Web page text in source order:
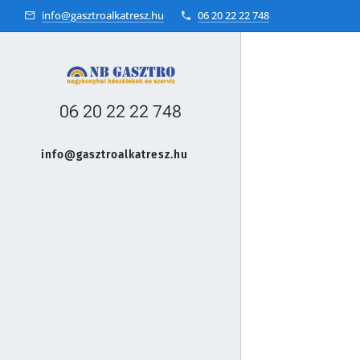
info@gasztroalkatresz.hu 06 20 22 22 748
06 20 22 22 748
info@gasztroalkatresz.hu